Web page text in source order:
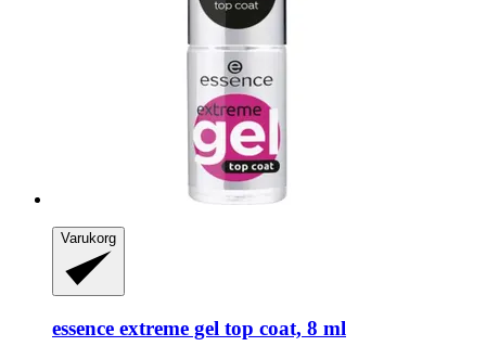
Varukorg
essence extreme gel top coat, 8 ml